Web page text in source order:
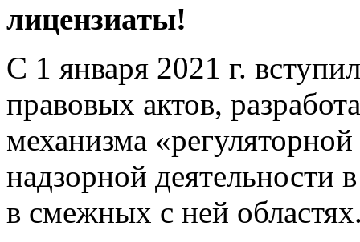
лицензиаты!
С 1 января 2021 г.
правовых актов,
механизма
надзорной деятельности
в смежных с ней